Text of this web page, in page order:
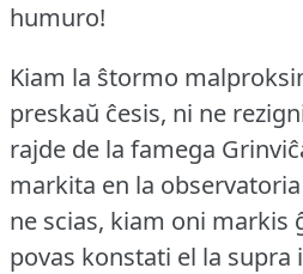
humuro!
Kiam la ŝtormo
preskaŭ ĉesis, ni ne
rajde de la famega
markita en la
ne scias, kiam oni markis
povas konstati el la supra